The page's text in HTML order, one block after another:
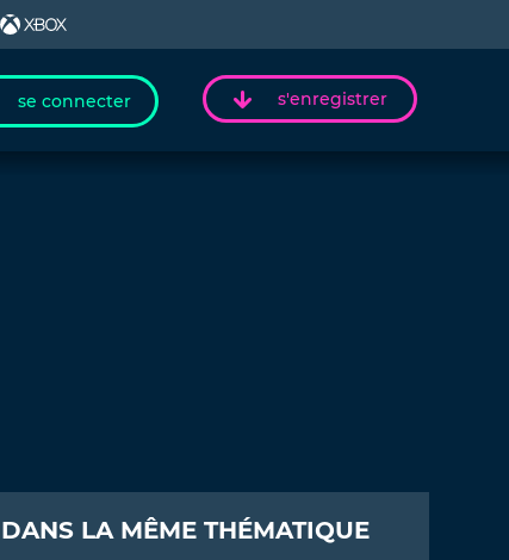
se connecter s'enregistrer
DANS LA MÊME THÉMATIQUE